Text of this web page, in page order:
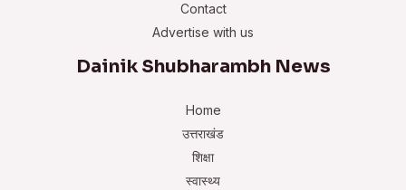
Contact
Advertise with us
Dainik Shubharambh News
Home
उत्तराखंड
शिक्षा
स्वास्थ्य